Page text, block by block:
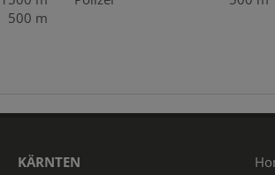
500 m
KÄRNTEN